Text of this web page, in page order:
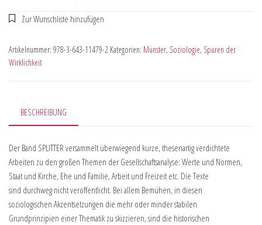
Artikelnummer: 978-3-643-11479-2 Kategorien: Münster, Soziologie, Spuren der
Wirklichkeit
BESCHREIBUNG
Der Band SPLITTER versammelt überwiegend kurze, thesenartig verdichtete
Arbeiten zu den großen Themen der Gesellschaftsanalyse: Werte und Normen,
Staat und Kirche, Ehe und Familie, Arbeit und Freizeit etc. Die Texte
sind durchweg nicht veröffentlicht. Bei allem Bemühen, in diesen
soziologischen Akzentsetzungen die mehr oder minder stabilen
Grundprinzipien einer Thematik zu skizzieren, sind die historischen